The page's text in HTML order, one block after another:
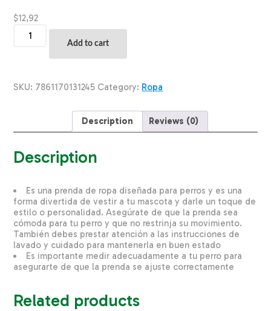
$12,92
Para
I
Talla
Add to cart
SKU: 7861170131245 Category: Ropa
Description Reviews (0)
Description
Es una prenda de ropa diseñada para perros y es una
forma divertida de vestir a tu mascota y darle un toque de
estilo o personalidad. Asegúrate de que la prenda sea
cómoda para tu perro y que no restrinja su movimiento.
También debes prestar atención a las instrucciones de
lavado y cuidado para mantenerla en buen estado
Es importante medir adecuadamente a tu perro para
asegurarte de que la prenda se ajuste correctamente
Related products